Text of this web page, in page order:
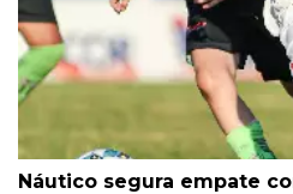
Náutico segura empate